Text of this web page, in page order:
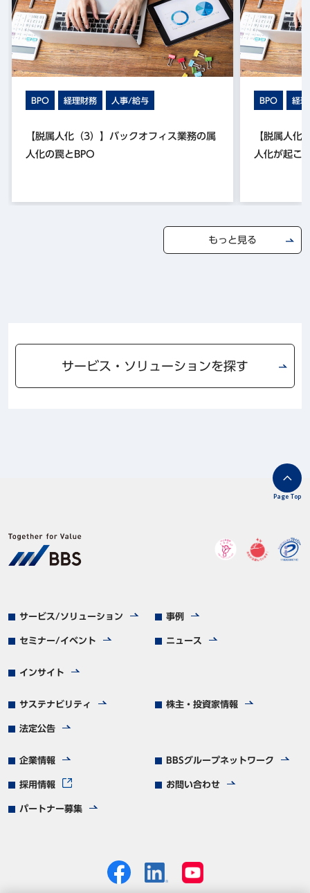
BPO 経理財務 人事/給与
【脱属人化（3）】バックオフィス業務の属
人化の罠とBPO
BPO 経理
【脱属人化
人化が起こ
もっと見る
サービス・ソリューションを探す
サービス/ソリューション 事例
セミナー/イベント ニュース
インサイト
サステナビリティ 株主・投資家情報
法定公告
企業情報 BBSグループネットワーク
採用情報 お問い合わせ
パートナー募集
Page Top